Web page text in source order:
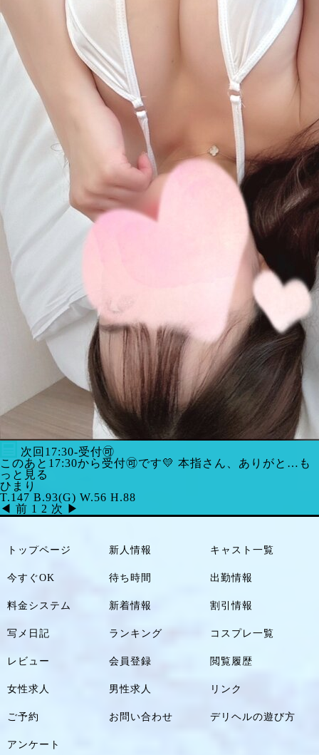
次回17:30-受付🉑
このあと17:30から受付🉑です💛 本指さん、ありがと…も
っと見る
ひまり
T.147 B.93(G) W.56 H.88
◀ 前 1 2 次 ▶
トップページ 新人情報 キャスト一覧
今すぐOK 待ち時間 出勤情報
料金システム 新着情報 割引情報
写メ日記 ランキング コスプレ一覧
レビュー 会員登録 閲覧履歴
女性求人 男性求人 リンク
ご予約 お問い合わせ デリヘルの遊び方
アンケート